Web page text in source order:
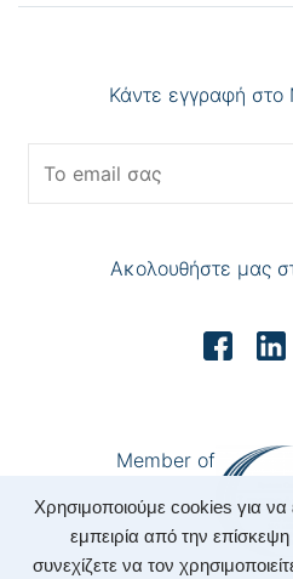
Χρησιμοποιούμε cookies για να
εμπειρία από την
συνεχίζετε να τον
Κάντε εγγραφή
Ακολουθήστε μας
Member of